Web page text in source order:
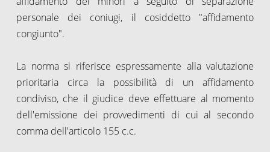
personale dei coniugi, il cosiddetto "affidamento
congiunto".
La norma si riferisce espressamente alla valutazione
prioritaria circa la possibilità di un affidamento
condiviso, che il giudice deve effettuare al momento
dell'emissione dei provvedimenti di cui al secondo
comma dell'articolo 155 c.c.